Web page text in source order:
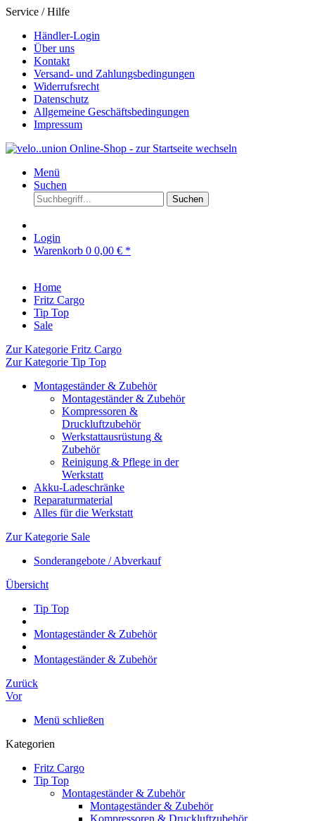
Service / Hilfe
Händler-Login
Über uns
Kontakt
Versand- und Zahlungsbedingungen
Widerrufsrecht
Datenschutz
Allgemeine Geschäftsbedingungen
Impressum
Menü
Suchen
Suchen
Login
Warenkorb 0 0,00 € *
Home
Fritz Cargo
Tip Top
Sale
Zur Kategorie Fritz Cargo
Zur Kategorie Tip Top
Montageständer & Zubehör
Montageständer & Zubehör
Kompressoren &
Druckluftzubehör
Werkstattausrüstung &
Zubehör
Reinigung & Pflege in der
Werkstatt
Akku-Ladeschränke
Reparaturmaterial
Alles für die Werkstatt
Zur Kategorie Sale
Sonderangebote / Abverkauf
Übersicht
Tip Top
Montageständer & Zubehör
Montageständer & Zubehör
Zurück
Vor
Menü schließen
Kategorien
Fritz Cargo
Tip Top
Montageständer & Zubehör
Montageständer & Zubehör
Kompressoren & Druckluftzubehör